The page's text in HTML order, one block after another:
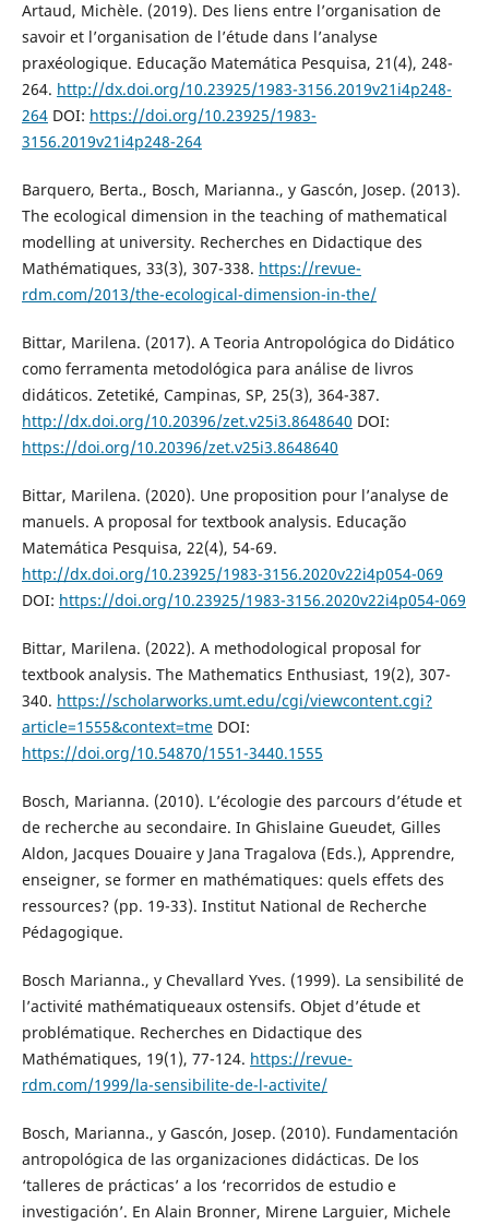
Artaud, Michèle. (2019). Des liens entre l’organisation de
savoir et l’organisation de l’étude dans l’analyse
praxéologique. Educação Matemática Pesquisa, 21(4), 248-
264. http://dx.doi.org/10.23925/1983-3156.2019v21i4p248-
264DOI: https://doi.org/10.23925/1983-
3156.2019v21i4p248-264
Barquero, Berta., Bosch, Marianna., y Gascón, Josep. (2013).
The ecological dimension in the teaching of mathematical
modelling at university. Recherches en Didactique des
Mathématiques, 33(3), 307-338. https://revue-
rdm.com/2013/the-ecological-dimension-in-the/
Bittar, Marilena. (2017). A Teoria Antropológica do Didático
como ferramenta metodológica para análise de livros
didáticos. Zetetiké, Campinas, SP, 25(3), 364-387.
http://dx.doi.org/10.20396/zet.v25i3.8648640 DOI:
https://doi.org/10.20396/zet.v25i3.8648640
Bittar, Marilena. (2020). Une proposition pour l’analyse de
manuels. A proposal for textbook analysis. Educação
Matemática Pesquisa, 22(4), 54-69.
http://dx.doi.org/10.23925/1983-3156.2020v22i4p054-069
DOI: https://doi.org/10.23925/1983-3156.2020v22i4p054-069
Bittar, Marilena. (2022). A methodological proposal for
textbook analysis. The Mathematics Enthusiast, 19(2), 307-
340. https://scholarworks.umt.edu/cgi/viewcontent.cgi?
article=1555&context=tmeDOI:
https://doi.org/10.54870/1551-3440.1555
Bosch, Marianna. (2010). L’écologie des parcours d’étude et
de recherche au secondaire. In Ghislaine Gueudet, Gilles
Aldon, Jacques Douaire y Jana Tragalova (Eds.), Apprendre,
enseigner, se former en mathématiques: quels effets des
ressources? (pp. 19-33). Institut National de Recherche
Pédagogique.
Bosch Marianna., y Chevallard Yves. (1999). La sensibilité de
l’activité mathématiqueaux ostensifs. Objet d’étude et
problématique. Recherches en Didactique des
Mathématiques, 19(1), 77-124. https://revue-
rdm.com/1999/la-sensibilite-de-l-activite/
Bosch, Marianna., y Gascón, Josep. (2010). Fundamentación
antropológica de las organizaciones didácticas. De los
‘talleres de prácticas’ a los ‘recorridos de estudio e
investigación’. En Alain Bronner, Mirene Larguier, Michele